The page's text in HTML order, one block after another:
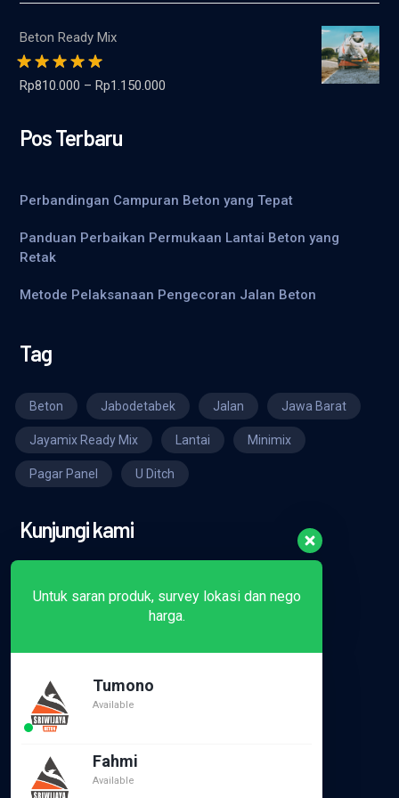
Beton Ready Mix
Dinilai5.00 dari
Rp810.000 – Rp1.150.000
Pos Terbaru
Perbandingan Campuran Beton yang Tepat
Panduan Perbaikan Permukaan Lantai Beton yang
Retak
Metode Pelaksanaan Pengecoran Jalan Beton
Tag
Beton Jabodetabek Jalan Jawa Barat
Jayamix Ready Mix Lantai Minimix
Pagar Panel U Ditch
Kunjungi kami
Didukung oleh :
Untuk saran produk, survey lokasi dan nego
harga.
Tumono
Available
Fahmi
Available